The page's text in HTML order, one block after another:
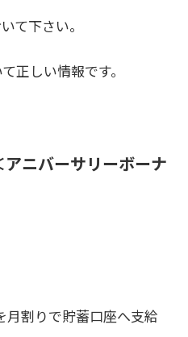
て下さい。
正しい情報です。
ニバーサリーボーナ
月割りで貯蓄口座へ支給